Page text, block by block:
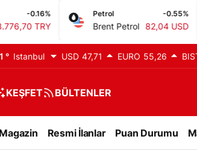
Petrol
Brent Petrol 82,04 USD
° Istanbul USD 47,71 EURO 55,26
KEŞFET BÜLTENLER
Magazin Resmi İlanlar Puan Durumu